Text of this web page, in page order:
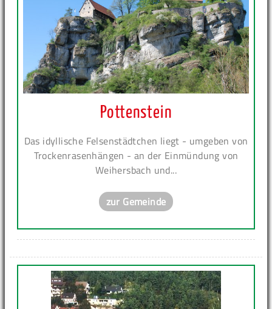
Pottenstein
Das idyllische Felsenstädtchen liegt - umgeben von
Trockenrasenhängen - an der Einmündung von
Weihersbach und...
zur Gemeinde